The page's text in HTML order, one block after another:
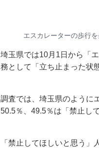
エスカレーターの歩行
埼玉県では10月1日から「
務として「立ち止まった状
調査では、埼玉県のように
50.5％、49.5％は「禁止し
「禁止してほしいと思う